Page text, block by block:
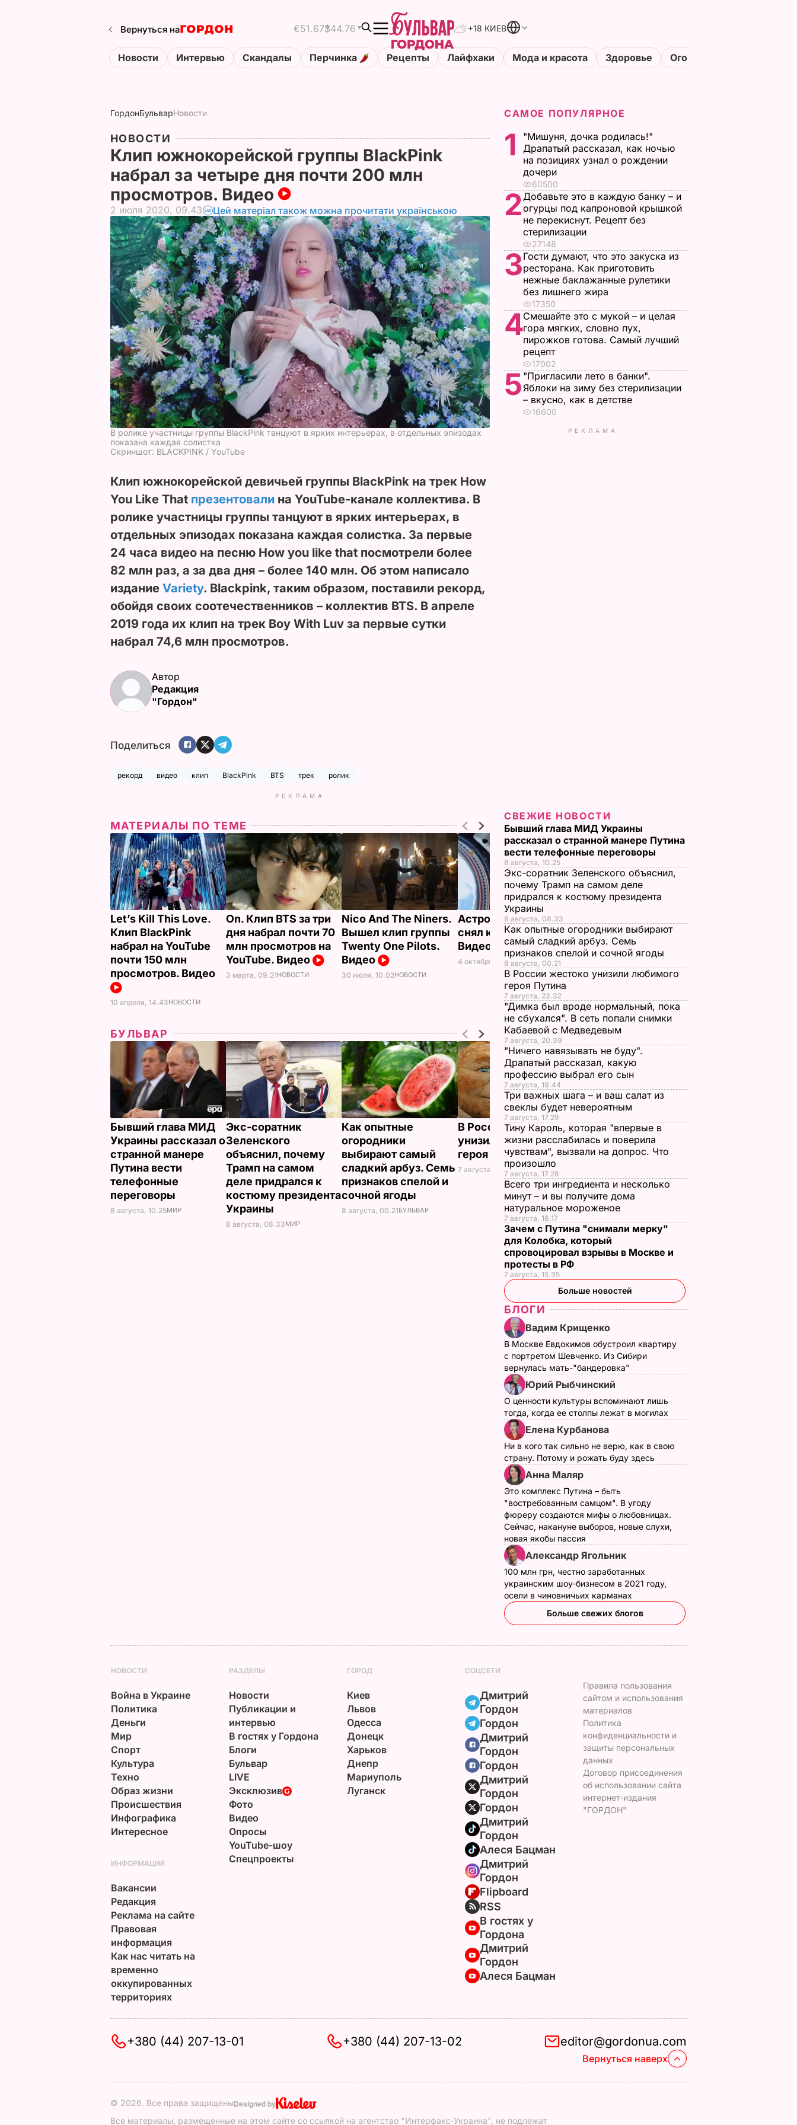
Вернуться на €51.67$44.76 +18 КИЕВ
Новости Интервью Скандалы Перчинка Рецепты Лайфхаки Мода и красота Здоровье Огороды
ГордонБульварНовости
НОВОСТИ
Клип южнокорейской группы BlackPink
набрал за четыре дня почти 200 млн
просмотров. Видео
2 июля 2020, 09.43 Цей матеріал також можна прочитати українською
В ролике участницы группы BlackPink танцуют в ярких интерьерах, в отдельных эпизодах
показана каждая солистка
Скриншот: BLACKPINK / YouTube
Клип южнокорейской девичьей группы BlackPink на трек How
You Like That презентовали на YouTube-канале коллектива. В
ролике участницы группы танцуют в ярких интерьерах, в
отдельных эпизодах показана каждая солистка. За первые
24 часа видео на песню How you like that посмотрели более
82 млн раз, а за два дня – более 140 млн. Об этом написало
издание Variety. Blackpink, таким образом, поставили рекорд,
обойдя своих соотечественников – коллектив BTS. В апреле
2019 года их клип на трек Boy With Luv за первые сутки
набрал 74,6 млн просмотров.
Автор
Редакция
"Гордон"
Поделиться
рекорд видео клип BlackPink BTS трек ролик
РЕКЛАМА
МАТЕРИАЛЫ ПО ТЕМЕ
Let’s Kill This Love.
Клип BlackPink
набрал на YouTube
почти 150 млн
просмотров. Видео
10 апреля, 14.43НОВОСТИ
On. Клип BTS за три
дня набрал почти 70
млн просмотров на
YouTube. Видео
3 марта, 09.21НОВОСТИ
Nico And The Niners.
Вышел клип группы
Twenty One Pilots.
Видео
30 июля, 10.02НОВОСТИ
Астронавт Фьюстел
снял клип в космосе.
Видео
4 октября, 14.12НОВОСТИ
БУЛЬВАР
Бывший глава МИД
Украины рассказал о
странной манере
Путина вести
телефонные
переговоры
8 августа, 10.25МИР
Экс-соратник
Зеленского
объяснил, почему
Трамп на самом
деле придрался к
костюму президента
Украины
8 августа, 08.33МИР
Как опытные
огородники
выбирают самый
сладкий арбуз. Семь
признаков спелой и
сочной ягоды
8 августа, 00.21БУЛЬВАР
В России жестоко
унизили любимого
героя Путина
7 августа, 23.32 БУЛЬВАР
"Димка был вроде
нормальный, пока не
сбухался". В сеть
Кабаевой с
Медведевым
7 августа, 20.39
САМОЕ ПОПУЛЯРНОЕ
1
"Мишуня, дочка родилась!"
Драпатый рассказал, как ночью
на позициях узнал о рождении
дочери
60500
2Добавьте это в каждую банку – и
огурцы под капроновой крышкой
не перекиснут. Рецепт без
стерилизации
27148
3Гости думают, что это закуска из
ресторана. Как приготовить
нежные баклажанные рулетики
без лишнего жира
17350
4Смешайте это с мукой – и целая
гора мягких, словно пух,
пирожков готова. Самый лучший
рецепт
17002
5 "Пригласили лето в банки".
Яблоки на зиму без стерилизации
– вкусно, как в детстве
16600
РЕКЛАМА
СВЕЖИЕ НОВОСТИ
Бывший глава МИД Украины
рассказал о странной манере Путина
вести телефонные переговоры
8 августа, 10.25
Экс-соратник Зеленского объяснил,
почему Трамп на самом деле
придрался к костюму президента
Украины
8 августа, 08.33
Как опытные огородники выбирают
самый сладкий арбуз. Семь
признаков спелой и сочной ягоды
8 августа, 00.21
В России жестоко унизили любимого
героя Путина
7 августа, 23.32
"Димка был вроде нормальный, пока
не сбухался". В сеть попали снимки
Кабаевой с Медведевым
7 августа, 20.39
"Ничего навязывать не буду".
Драпатый рассказал, какую
профессию выбрал его сын
7 августа, 19.44
Три важных шага – и ваш салат из
свеклы будет невероятным
7 августа, 17.29
Тину Кароль, которая "впервые в
жизни расслабилась и поверила
чувствам", вызвали на допрос. Что
произошло
7 августа, 17.28
Всего три ингредиента и несколько
минут – и вы получите дома
натуральное мороженое
7 августа, 16.17
Зачем с Путина "снимали мерку"
для Колобка, который
спровоцировал взрывы в Москве и
протесты в РФ
7 августа, 15.35
Больше новостей
БЛОГИ
Вадим Крищенко
В Москве Евдокимов обустроил квартиру
с портретом Шевченко. Из Сибири
вернулась мать-"бандеровка"
Юрий Рыбчинский
О ценности культуры вспоминают лишь
тогда, когда ее столпы лежат в могилах
Елена Курбанова
Ни в кого так сильно не верю, как в свою
страну. Потому и рожать буду здесь
Анна Маляр
Это комплекс Путина – быть
"востребованным самцом". В угоду
фюреру создаются мифы о любовницах.
Сейчас, накануне выборов, новые слухи,
новая якобы пассия
Александр Ягольник
100 млн грн, честно заработанных
украинским шоу-бизнесом в 2021 году,
осели в чиновничьих карманах
Больше свежих блогов
НОВОСТИ
Война в Украине
Политика
Деньги
Мир
Спорт
Культура
Техно
Образ жизни
Происшествия
Инфографика
Интересное
РАЗДЕЛЫ
Новости
Публикации и
интервью
В гостях у Гордона
Блоги
Бульвар
LIVE
Эксклюзив
Фото
Видео
Опросы
YouTube-шоу
Спецпроекты
ГОРОД
Киев
Львов
Одесса
Донецк
Харьков
Днепр
Мариуполь
Луганск
СОЦСЕТИ
Дмитрий
Гордон
Гордон
Дмитрий
Гордон
Гордон
Дмитрий
Гордон
Гордон
Дмитрий
Гордон
Алеся Бацман
Дмитрий
Гордон
Flipboard
RSS
В гостях у
Гордона
Дмитрий
Гордон
Алеся Бацман
ИНФОРМАЦИЯ
Вакансии
Редакция
Реклама на сайте
Правовая
информация
Как нас читать на
временно
оккупированных
территориях
Правила пользования
сайтом и использования
материалов
Политика
конфиденциальности и
защиты персональных
данных
Договор присоединения
об использовании сайта
интернет-издания
"ГОРДОН"
+380 (44) 207-13-01 +380 (44) 207-13-02 editor@gordonua.com
Вернуться наверх
© 2026. Все права защищеныDesigned by
Все материалы, размещенные на этом сайте со ссылкой на агентство "Интерфакс-Украина", не подлежат